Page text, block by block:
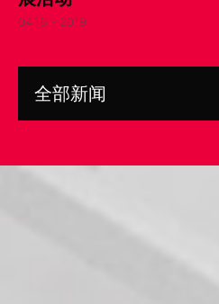
04.16 - 2019
全部新闻